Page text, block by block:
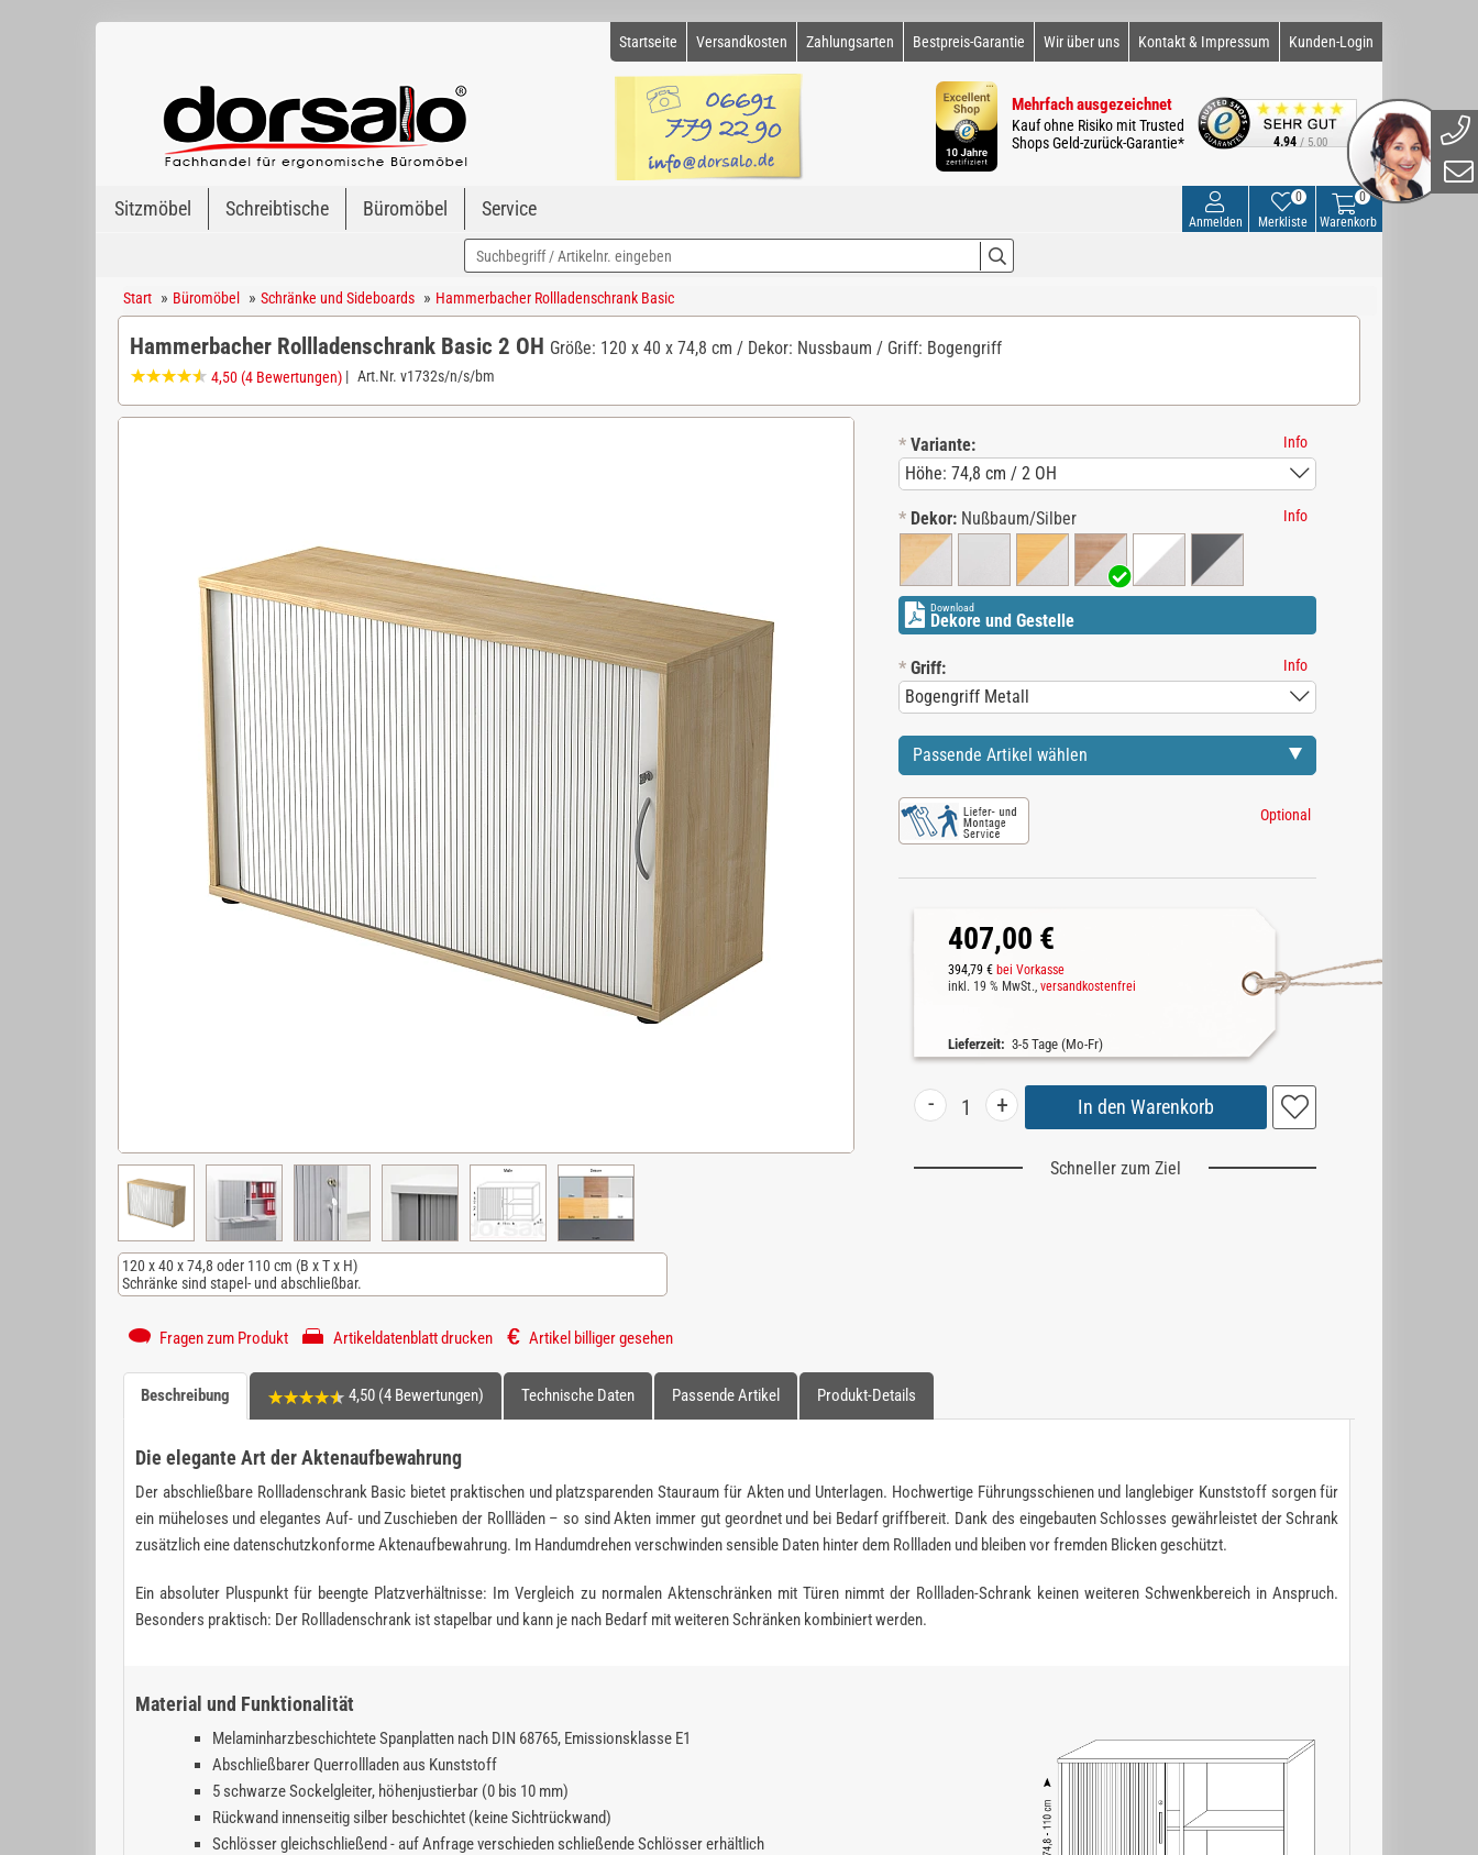
Startseite Versandkosten Zahlungsarten Bestpreis-Garantie Wir über uns Kontakt & Impressum Kunden-Login
Mehrfach ausgezeichnet
Kauf ohne Risiko mit Trusted
Shops Geld-zurück-Garantie*
4.94 / 5.00
Sitzmöbel Schreibtische Büromöbel Service
0
Warenkorb
Merkliste
0
Anmelden
Start » Büromöbel » Schränke und Sideboards » Hammerbacher Rollladenschrank Basic
Hammerbacher Rollladenschrank Basic 2 OH Größe: 120 x 40 x 74,8 cm / Dekor: Nussbaum / Griff: Bogengriff
4,50 (4 Bewertungen) | Art.Nr. v1732s/n/s/bm
120 x 40 x 74,8 oder 110 cm (B x T x H)
Schränke sind stapel- und abschließbar.
* Variante: Info
* Dekor: Nußbaum/Silber Info
Download
Dekore und Gestelle
* Griff: Info
Passende Artikel wählen
Optional
407,00 €
394,79 € bei Vorkasse
inkl. 19 % MwSt., versandkostenfrei
Lieferzeit: 3-5 Tage (Mo-Fr)
- +
Schneller zum Ziel
Fragen zum Produkt Artikeldatenblatt drucken Artikel billiger gesehen
Beschreibung 4,50 (4 Bewertungen) Technische Daten Passende Artikel Produkt-Details
Die elegante Art der Aktenaufbewahrung
Der abschließbare Rollladenschrank Basic bietet praktischen und platzsparenden Stauraum für Akten und Unterlagen. Hochwertige Führungsschienen und langlebiger Kunststoff sorgen für
ein müheloses und elegantes Auf- und Zuschieben der Rollläden – so sind Akten immer gut geordnet und bei Bedarf griffbereit. Dank des eingebauten Schlosses gewährleistet der Schrank
zusätzlich eine datenschutzkonforme Aktenaufbewahrung. Im Handumdrehen verschwinden sensible Daten hinter dem Rollladen und bleiben vor fremden Blicken geschützt.
Ein absoluter Pluspunkt für beengte Platzverhältnisse: Im Vergleich zu normalen Aktenschränken mit Türen nimmt der Rollladen-Schrank keinen weiteren Schwenkbereich in Anspruch.
Besonders praktisch: Der Rollladenschrank ist stapelbar und kann je nach Bedarf mit weiteren Schränken kombiniert werden.
Material und Funktionalität
Melaminharzbeschichtete Spanplatten nach DIN 68765, Emissionsklasse E1
Abschließbarer Querrollladen aus Kunststoff
5 schwarze Sockelgleiter, höhenjustierbar (0 bis 10 mm)
Rückwand innenseitig silber beschichtet (keine Sichtrückwand)
Schlösser gleichschließend - auf Anfrage verschieden schließende Schlösser erhältlich